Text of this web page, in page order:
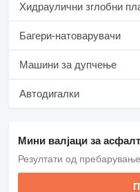
Хидраулични зглобни
Багери-натоварувачи
Машини за дупчење
Автодигалки
Мини валјаци за
Резултати од